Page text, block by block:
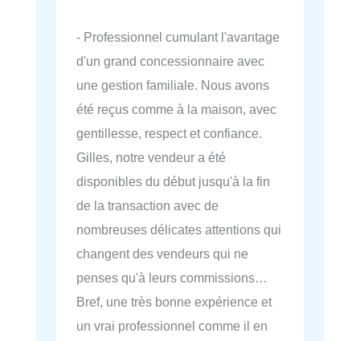
- Professionnel cumulant l'avantage
d'un grand concessionnaire avec
une gestion familiale. Nous avons
été reçus comme à la maison, avec
gentillesse, respect et confiance.
Gilles, notre vendeur a été
disponibles du début jusqu'à la fin
de la transaction avec de
nombreuses délicates attentions qui
changent des vendeurs qui ne
penses qu'à leurs commissions…
Bref, une très bonne expérience et
un vrai professionnel comme il en